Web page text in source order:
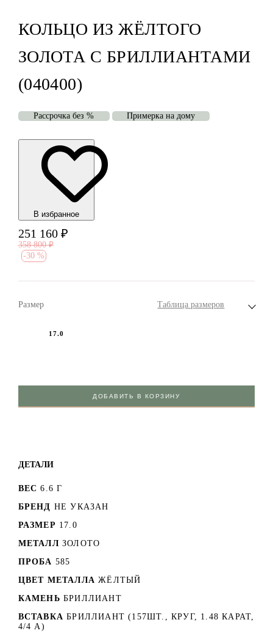
КОЛЬЦО ИЗ ЖЁЛТОГО
ЗОЛОТА С БРИЛЛИАНТАМИ
(040400)
Рассрочка без % Примерка на дому
В избранноe
251 160 ₽
358 800 ₽
-30 %
Размер Таблица размеров
17.0
ДОБАВИТЬ В КОРЗИНУ
ДЕТАЛИ
ВЕС 6.6 Г
БРЕНД НЕ УКАЗАН
РАЗМЕР 17.0
МЕТАЛЛ ЗОЛОТО
ПРОБА 585
ЦВЕТ МЕТАЛЛА ЖЁЛТЫЙ
КАМЕНЬ БРИЛЛИАНТ
ВСТАВКА БРИЛЛИАНТ (157ШТ., КРУГ, 1.48 КАРАТ,
4/4 А)